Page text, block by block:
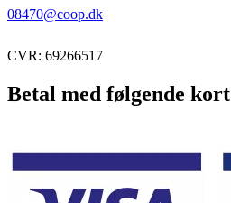
08470@coop.dk
CVR: 69266517
Betal med følgende kort